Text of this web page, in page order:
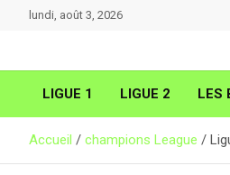
lundi, août 3, 2026
LIGUE 1 LIGUE 2 LES
Accueil champions League